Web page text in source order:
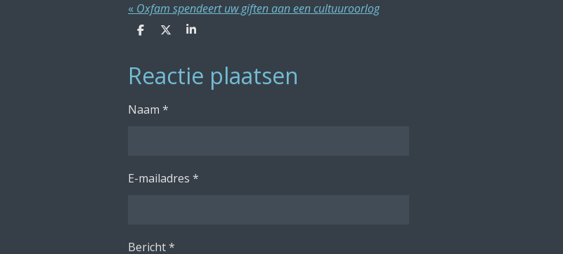
« Oxfam spendeert uw giften aan een cultuuroorlog
D
e
n
D
S
e
Reactie plaatsen
Naam *
E-mailadres *
Bericht *